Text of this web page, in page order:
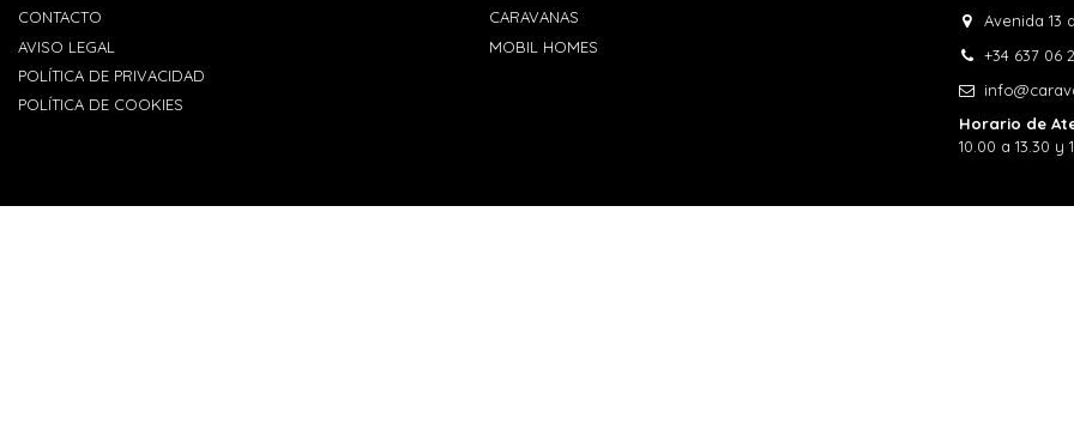
CONTACTO
AVISO LEGAL
POLÍTICA DE PRIVACIDAD
POLÍTICA DE COOKIES
CARAVANAS
MOBIL HOMES
Avenida 13
+34 637 06
Horario de
10.00 a 13.30 y